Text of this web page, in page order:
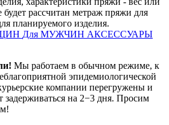
будет рассчитан метраж пряжи для
планируемого изделия.
Для МУЖЧИН АКСЕССУАРЫ
Мы работаем в обычном режиме, к
эпидемиологической
компании перегружены и
задерживаться на 2−3 дня. Просим